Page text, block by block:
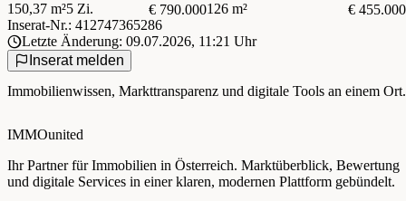
150,37 m²5 Zi. € 790.000126 m²
€ 455.000
Inserat-Nr.: 412747365286
Letzte Änderung: 09.07.2026, 11:21 Uhr
Inserat melden
Immobilienwissen, Markttransparenz und digitale Tools an einem Ort.
IMMOunited
Ihr Partner für Immobilien in Österreich. Marktüberblick, Bewertung
und digitale Services in einer klaren, modernen Plattform gebündelt.